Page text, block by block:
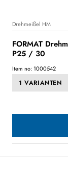
Drehmeißel HM
FORMAT
P25 / 30
Item no: 1000542
1 VARIANTEN